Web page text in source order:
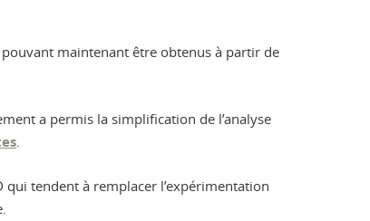
maintenant être obtenus à partir de
a permis la simplification de l’analyse
.
qui tendent à remplacer l’expérimentation